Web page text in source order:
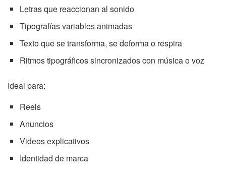
Letras que reaccionan al sonido
Tipografías variables animadas
Texto que se transforma, se deforma o respira
Ritmos tipográficos sincronizados con música o voz
Ideal para:
Reels
Anuncios
Videos explicativos
Identidad de marca